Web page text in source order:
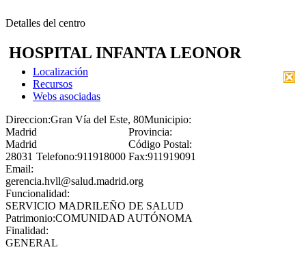
Detalles del centro
HOSPITAL INFANTA LEONOR
Localización
Recursos
Webs asociadas
Direccion:Gran Vía del Este, 80Municipio:
Madrid
Provincia:
Madrid
Código Postal:
28031 Telefono:911918000 Fax:911919091
Email:
gerencia.hvll@salud.madrid.org
Funcionalidad:
SERVICIO MADRILEÑO DE SALUD
Patrimonio:COMUNIDAD AUTÓNOMA
Finalidad:
GENERAL